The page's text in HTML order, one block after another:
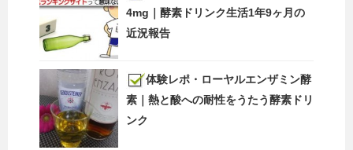
4mg｜酵素ドリンク生活1年9ヶ月の
近況報告
体験レポ・ローヤルエンザミン酵
素｜熱と酸への耐性をうたう酵素ドリ
ンク